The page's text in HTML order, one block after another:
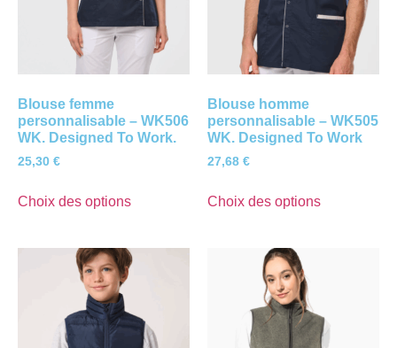
Blouse femme
personnalisable – WK506
WK. Designed To Work.
25,30 €
Choix des options
Blouse homme
personnalisable – WK505
WK. Designed To Work
27,68 €
Choix des options